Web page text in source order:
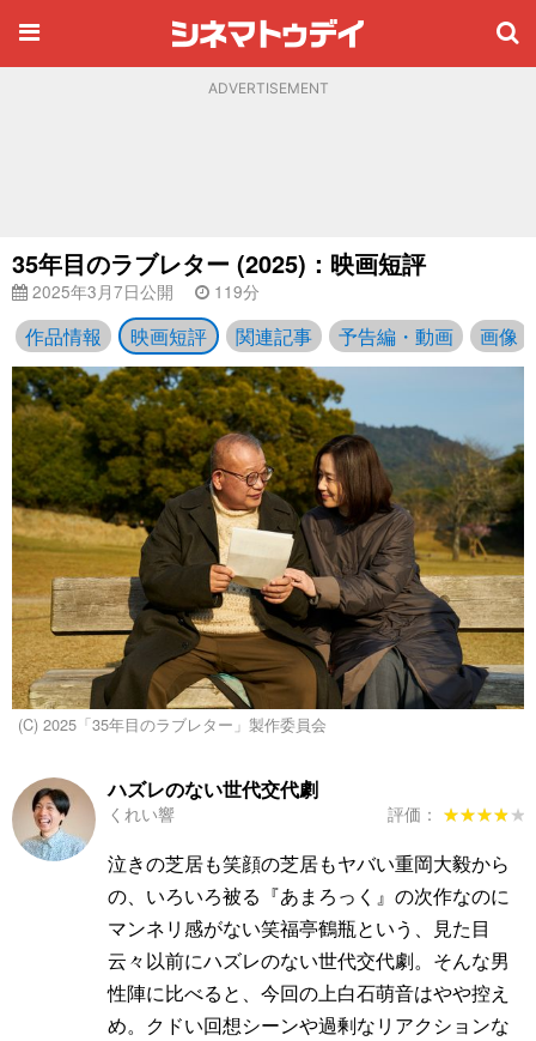
ADVERTISEMENT
35年目のラブレター (2025)：映画短評
2025年3月7日公開 119分
作品情報 映画短評 関連記事 予告編・動画 画像
(C) 2025「35年目のラブレター」製作委員会
ハズレのない世代交代劇
くれい響 評価： ★★★★★
★★★★★
泣きの芝居も笑顔の芝居もヤバい重岡大毅から
の、いろいろ被る『あまろっく』の次作なのに
マンネリ感がない笑福亭鶴瓶という、見た目
云々以前にハズレのない世代交代劇。そんな男
性陣に比べると、今回の上白石萌音はやや控え
め。クドい回想シーンや過剰なリアクションな